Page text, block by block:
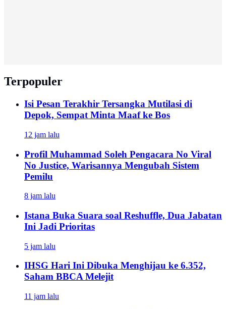
Terpopuler
Isi Pesan Terakhir Tersangka Mutilasi di
Depok, Sempat Minta Maaf ke Bos
12 jam lalu
Profil Muhammad Soleh Pengacara No Viral
No Justice, Warisannya Mengubah Sistem
Pemilu
8 jam lalu
Istana Buka Suara soal Reshuffle, Dua Jabatan
Ini Jadi Prioritas
5 jam lalu
IHSG Hari Ini Dibuka Menghijau ke 6.352,
Saham BBCA Melejit
11 jam lalu